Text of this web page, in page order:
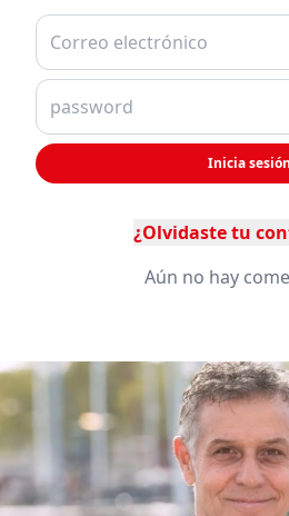
Inicia sesión
¿Olvidaste tu
Aún no hay